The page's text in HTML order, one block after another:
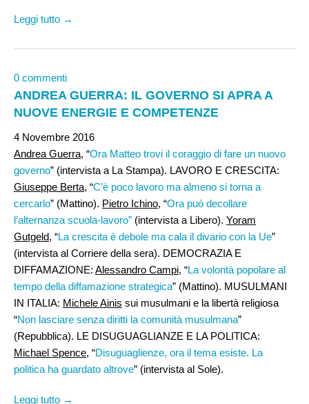
Leggi tutto →
0 commenti
ANDREA GUERRA: IL GOVERNO SI APRA A
NUOVE ENERGIE E COMPETENZE
4 Novembre 2016
Andrea Guerra, “Ora Matteo trovi il coraggio di fare un nuovo
governo” (intervista a La Stampa). LAVORO E CRESCITA:
Giuseppe Berta, “C’è poco lavoro ma almeno si torna a
cercarlo” (Mattino). Pietro Ichino, “Ora può decollare
l’alternanza scuola-lavoro” (intervista a Libero). Yoram
Gutgeld, “La crescita è debole ma cala il divario con la Ue”
(intervista al Corriere della sera). DEMOCRAZIA E
DIFFAMAZIONE: Alessandro Campi, “La volontà popolare al
tempo della diffamazione strategica” (Mattino). MUSULMANI
IN ITALIA: Michele Ainis sui musulmani e la libertà religiosa
“Non lasciare senza diritti la comunità musulmana”
(Repubblica). LE DISUGUAGLIANZE E LA POLITICA:
Michael Spence, “Disuguaglienze, ora il tema esiste. La
politica ha guardato altrove” (intervista al Sole).
Leggi tutto →